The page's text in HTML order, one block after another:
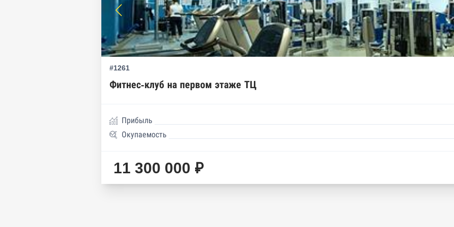
Реестр членов Торгово-промышленной палаты
Реестр уведомлений о залоге движимого имущества нотариальной палаты
Реестр недействительных паспортов ФМС
Единый реестр малого и среднего предпринимательства ФНС
#1261
Фитнес-клуб на первом этаже ТЦ
Прибыль
Окупаемость
11 300 000 ₽